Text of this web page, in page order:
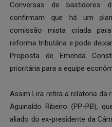
Conversas de bastidores
confirmam que há um
comissão mista criada
reforma tributária e pode
Proposta de Emenda
prioritária para a equipe
Assim Lira retira a relatoria da
Aguinaldo Ribeiro (PP-PB),
aliado do ex-presidente da